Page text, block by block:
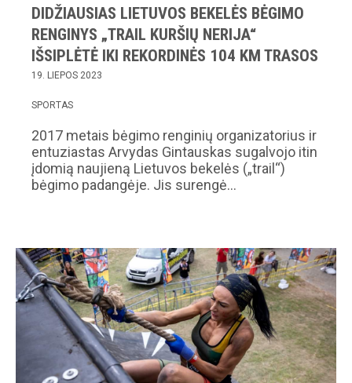
DIDŽIAUSIAS LIETUVOS BEKELĖS BĖGIMO
RENGINYS „TRAIL KURŠIŲ NERIJA“
IŠSIPLĖTĖ IKI REKORDINĖS 104 KM TRASOS
19. LIEPOS 2023
SPORTAS
2017 metais bėgimo renginių organizatorius ir
entuziastas Arvydas Gintauskas sugalvojo itin
įdomią naujieną Lietuvos bekelės („trail“)
bėgimo padangėje. Jis surengė…